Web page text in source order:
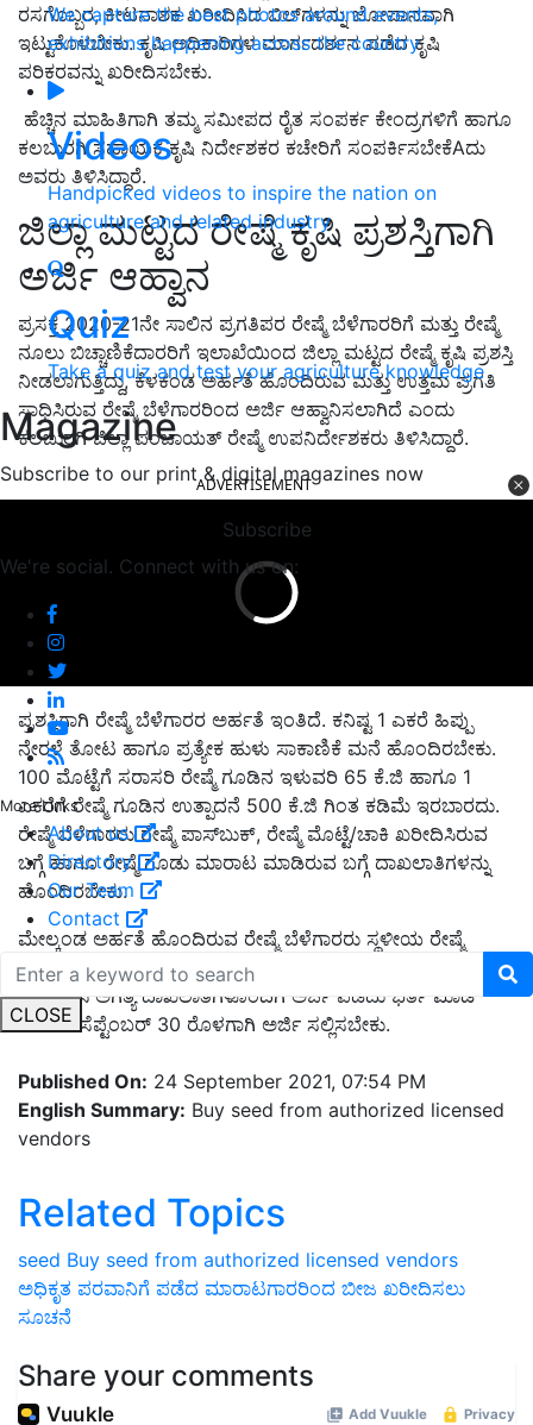
We capture the best photos around events,
exhibitions happening across the country
Videos
Handpicked videos to inspire the nation on
agriculture and related industry
Quiz
Take a quiz and test your agriculture knowledge
Magazine
Subscribe to our print & digital magazines now
Subscribe
We're social. Connect with us on:
More Links
About us
Directory
Our Team
Contact
CLOSE
ರಸಗೊಬ್ಬರ, ಕೀಟನಾಶಕ ಖರೀದಿಸಿದ ಬಿಲ್‌ಗಳನ್ನು ಜೋಪಾನವಾಗಿ
ಇಟ್ಟುಕೊಳಬೇಕು. ಕೃಷಿ ಅಧಿಕಾರಿಗಳ ಮಾರ್ಗದರ್ಶನ ಪಡೆದ ಕೃಷಿ
ಪರಿಕರವನ್ನು ಖರೀದಿಸಬೇಕು.
ಹೆಚ್ಚಿನ ಮಾಹಿತಿಗಾಗಿ ತಮ್ಮ ಸಮೀಪದ ರೈತ ಸಂಪರ್ಕ ಕೇಂದ್ರಗಳಿಗೆ ಹಾಗೂ
ಕಲಬುರಗಿ ಸಹಾಯಕ ಕೃಷಿ ನಿರ್ದೇಶಕರ ಕಚೇರಿಗೆ ಸಂಪರ್ಕಿಸಬೇಕೆAದು
ಅವರು ತಿಳಿಸಿದ್ದಾರೆ.
ಜಿಲ್ಲಾ ಮಟ್ಟದ ರೇಷ್ಮೆ ಕೃಷಿ ಪ್ರಶಸ್ತಿಗಾಗಿ
ಅರ್ಜಿ ಆಹ್ವಾನ
ಪ್ರಸಕ್ತ 2020-21ನೇ ಸಾಲಿನ ಪ್ರಗತಿಪರ ರೇಷ್ಮೆ ಬೆಳೆಗಾರರಿಗೆ ಮತ್ತು ರೇಷ್ಮೆ
ನೂಲು ಬಿಚ್ಚಾಣಿಕೆದಾರರಿಗೆ ಇಲಾಖೆಯಿಂದ ಜಿಲ್ಲಾ ಮಟ್ಟದ ರೇಷ್ಮೆ ಕೃಷಿ ಪ್ರಶಸ್ತಿ
ನೀಡಲಾಗುತ್ತಿದ್ದು, ಕೆಳಕಂಡ ಅರ್ಹತೆ ಹೊಂದಿರುವ ಮತ್ತು ಉತ್ತಮ ಪ್ರಗತಿ
ಸಾಧಿಸಿರುವ ರೇಷ್ಮೆ ಬೆಳೆಗಾರರಿಂದ ಅರ್ಜಿ ಆಹ್ವಾನಿಸಲಾಗಿದೆ ಎಂದು
ಕಲಬುರಗಿ ಜಿಲ್ಲಾ ಪಂಚಾಯತ್ ರೇಷ್ಮೆ ಉಪನಿರ್ದೇಶಕರು ತಿಳಿಸಿದ್ದಾರೆ.
ADVERTISEMENT
ಪ್ರಶಸ್ತಿಗಾಗಿ ರೇಷ್ಮೆ ಬೆಳೆಗಾರರ ಅರ್ಹತೆ ಇಂತಿದೆ. ಕನಿಷ್ಟ 1 ಎಕರೆ ಹಿಪ್ಪು
ನೇರಳೆ ತೋಟ ಹಾಗೂ ಪ್ರತ್ಯೇಕ ಹುಳು ಸಾಕಾಣಿಕೆ ಮನೆ ಹೊಂದಿರಬೇಕು.
100 ಮೊಟ್ಟೆಗೆ ಸರಾಸರಿ ರೇಷ್ಮೆ ಗೂಡಿನ ಇಳುವರಿ 65 ಕೆ.ಜಿ ಹಾಗೂ 1
ಎಕರೆಗೆ ರೇಷ್ಮೆ ಗೂಡಿನ ಉತ್ಪಾದನೆ 500 ಕೆ.ಜಿ ಗಿಂತ ಕಡಿಮೆ ಇರಬಾರದು.
ರೇಷ್ಮೆ ಬೆಳೆಗಾರರು ರೇಷ್ಮೆ ಪಾಸ್‌ಬುಕ್, ರೇಷ್ಮೆ ಮೊಟ್ಟೆ/ಚಾಕಿ ಖರೀದಿಸಿರುವ
ಬಗ್ಗೆ ಹಾಗೂ ರೇಷ್ಮೆ ಗೂಡು ಮಾರಾಟ ಮಾಡಿರುವ ಬಗ್ಗೆ ದಾಖಲಾತಿಗಳನ್ನು
ಹೊಂದಿರಬೇಕು.
ಮೇಲ್ಕಂಡ ಅರ್ಹತೆ ಹೊಂದಿರುವ ರೇಷ್ಮೆ ಬೆಳೆಗಾರರು ಸ್ಥಳೀಯ ರೇಷ್ಮೆ
ವಿಸ್ತರಣಾಧಿಕಾರಿಗಳು/ ರೇಷ್ಮೆ ಸಹಾಯಕ ನಿರ್ದೇಶಕರ ಕಚೇರಿಯನ್ನು
ಸಂಪರ್ಕಿಸಿ ಅಗತ್ಯ ದಾಖಲಾತಿಗಳೊಂದಿಗೆ ಅರ್ಜಿ ಪಡೆದು ಭರ್ತಿ ಮಾಡಿ
2021ರ ಸೆಪ್ಟೆಂಬರ್ 30 ರೊಳಗಾಗಿ ಅರ್ಜಿ ಸಲ್ಲಿಸಬೇಕು.
Published On: 24 September 2021, 07:54 PM
English Summary: Buy seed from authorized licensed
vendors
Related Topics
seed Buy seed from authorized licensed vendors
ಅಧಿಕೃತ ಪರವಾನಿಗೆ ಪಡೆದ ಮಾರಾಟಗಾರರಿಂದ ಬೀಜ ಖರೀದಿಸಲು
ಸೂಚನೆ
Share your comments